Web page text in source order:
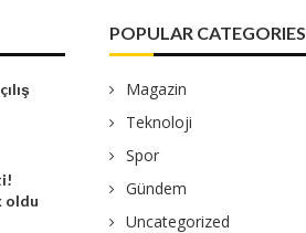
oldu
POPULAR CATEGORIES
Magazin
Teknoloji
Spor
Gündem
Uncategorized